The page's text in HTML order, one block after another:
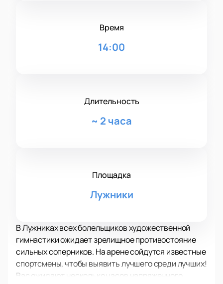
Время
14:00
Длительность
~ 2 часа
Площадка
Лужники
В Лужниках всех болельщиков художественной
гимнастики ожидает зрелищное противостояние
сильных соперников. На арене сойдутся известные
спортсмены, чтобы выявить лучшего среди лучших!
Вас ожидают несколько часов напряженного,